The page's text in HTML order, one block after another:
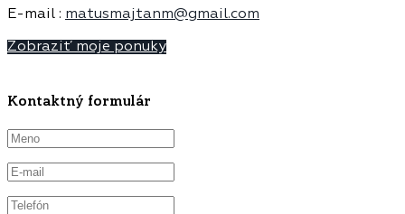
E-mail : matusmajtanm@gmail.com
Zobraziť moje ponuky
Kontaktný formulár